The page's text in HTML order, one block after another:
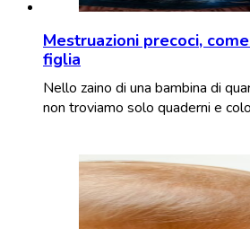
Mestruazioni precoci,
figlia
Nello zaino di una bambina di
non troviamo solo quaderni e